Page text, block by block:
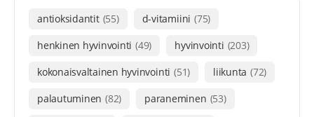
antioksidantit (55) d-vitamiini (75)
henkinen hyvinvointi (49) hyvinvointi (203)
kokonaisvaltainen hyvinvointi (51) liikunta (72)
palautuminen (82) paraneminen (53)